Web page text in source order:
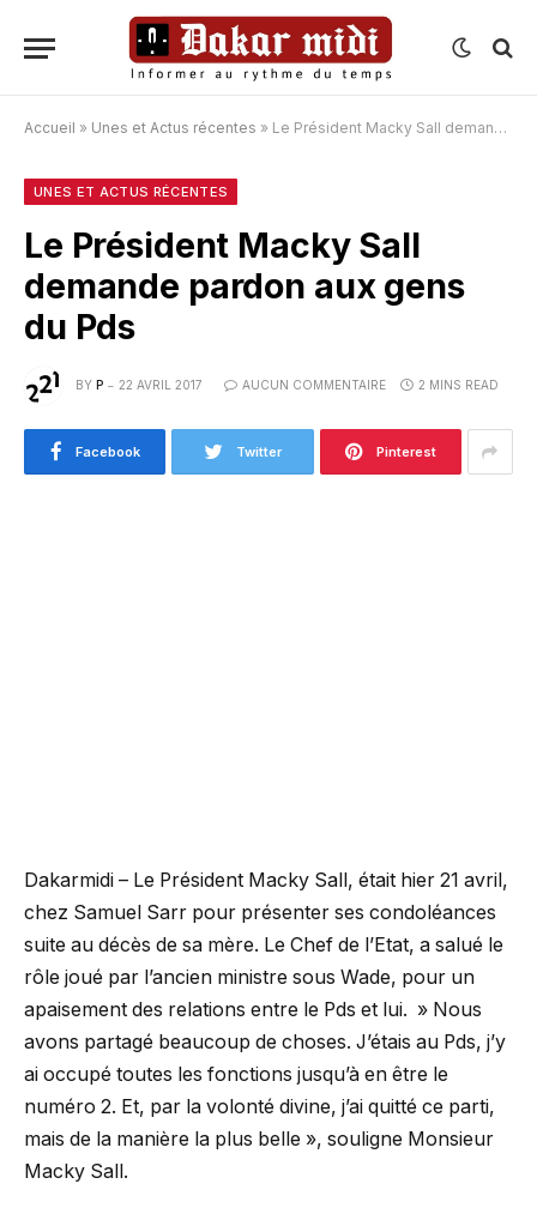
Accueil » Unes et Actus récentes » Le Président Macky Sall demande pardon aux gens du Pds
UNES ET ACTUS RÉCENTES
Le Président Macky Sall
demande pardon aux gens
du Pds
BY P 22 AVRIL 2017 AUCUN COMMENTAIRE 2 MINS READ
Facebook Twitter Pinterest
Dakarmidi – Le Président Macky Sall, était hier 21 avril,
chez Samuel Sarr pour présenter ses condoléances
suite au décès de sa mère. Le Chef de l’Etat, a salué le
rôle joué par l’ancien ministre sous Wade, pour un
apaisement des relations entre le Pds et lui. » Nous
avons partagé beaucoup de choses. J’étais au Pds, j’y
ai occupé toutes les fonctions jusqu’à en être le
numéro 2. Et, par la volonté divine, j’ai quitté ce parti,
mais de la manière la plus belle », souligne Monsieur
Macky Sall.